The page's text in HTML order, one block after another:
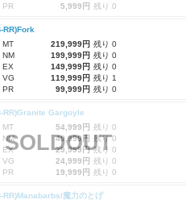
PR
5,999円 残り 0
RR)Fork
MT
219,999円 残り 0
NM
199,999円 残り 0
EX
149,999円 残り 0
VG
119,999円 残り 1
PR
99,999円 残り 0
RR)Granite Gargoyle
MT
54,999円 残り 0
NM
49,999円 残り 0
EX
29,999円 残り 0
VG
24,999円 残り 0
PR
19,999円 残り 0
SOLDOUT
RR)Manabarbs/魔力のとげ